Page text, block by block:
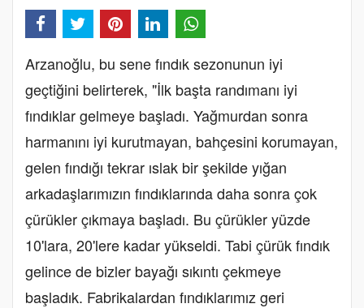
Arzanoğlu, bu sene fındık sezonunun iyi
geçtiğini belirterek, "İlk başta randımanı iyi
fındıklar gelmeye başladı. Yağmurdan sonra
harmanını iyi kurutmayan, bahçesini korumayan,
gelen fındığı tekrar ıslak bir şekilde yığan
arkadaşlarımızın fındıklarında daha sonra çok
çürükler çıkmaya başladı. Bu çürükler yüzde
10'lara, 20'lere kadar yükseldi. Tabi çürük fındık
gelince de bizler bayağı sıkıntı çekmeye
başladık. Fabrikalardan fındıklarımız geri